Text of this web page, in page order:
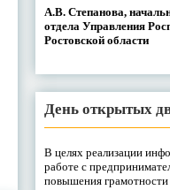
А.В. Степанова,
отдела Управления
Ростовской области
День открытых
В целях реализации
работе с
повышения грамотности